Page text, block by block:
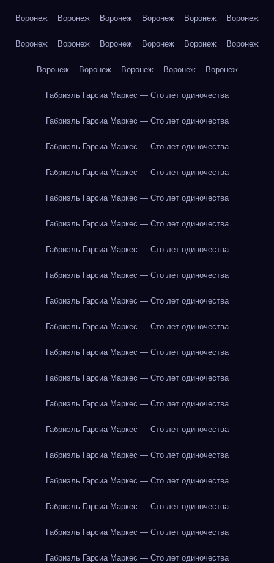
Воронеж Воронеж Воронеж Воронеж Воронеж Воронеж
Воронеж Воронеж Воронеж Воронеж Воронеж Воронеж
Воронеж Воронеж Воронеж Воронеж Воронеж
Габриэль Гарсиа Маркес — Сто лет одиночества
Габриэль Гарсиа Маркес — Сто лет одиночества
Габриэль Гарсиа Маркес — Сто лет одиночества
Габриэль Гарсиа Маркес — Сто лет одиночества
Габриэль Гарсиа Маркес — Сто лет одиночества
Габриэль Гарсиа Маркес — Сто лет одиночества
Габриэль Гарсиа Маркес — Сто лет одиночества
Габриэль Гарсиа Маркес — Сто лет одиночества
Габриэль Гарсиа Маркес — Сто лет одиночества
Габриэль Гарсиа Маркес — Сто лет одиночества
Габриэль Гарсиа Маркес — Сто лет одиночества
Габриэль Гарсиа Маркес — Сто лет одиночества
Габриэль Гарсиа Маркес — Сто лет одиночества
Габриэль Гарсиа Маркес — Сто лет одиночества
Габриэль Гарсиа Маркес — Сто лет одиночества
Габриэль Гарсиа Маркес — Сто лет одиночества
Габриэль Гарсиа Маркес — Сто лет одиночества
Габриэль Гарсиа Маркес — Сто лет одиночества
Габриэль Гарсиа Маркес — Сто лет одиночества